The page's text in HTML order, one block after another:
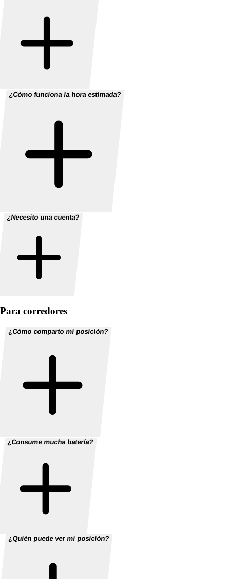
¿Cómo funciona la hora estimada?
¿Necesito una cuenta?
Para corredores
¿Cómo comparto mi posición?
¿Consume mucha batería?
¿Quién puede ver mi posición?